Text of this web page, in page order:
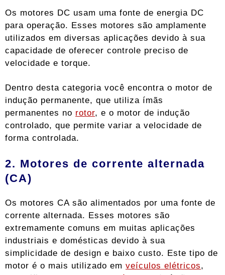
Os motores DC usam uma fonte de energia DC
para operação. Esses motores são amplamente
utilizados em diversas aplicações devido à sua
capacidade de oferecer controle preciso de
velocidade e torque.
Dentro desta categoria você encontra o motor de
indução permanente, que utiliza ímãs
permanentes no rotor, e o motor de indução
controlado, que permite variar a velocidade de
forma controlada.
2. Motores de corrente alternada
(CA)
Os motores CA são alimentados por uma fonte de
corrente alternada. Esses motores são
extremamente comuns em muitas aplicações
industriais e domésticas devido à sua
simplicidade de design e baixo custo. Este tipo de
motor é o mais utilizado em veículos elétricos,